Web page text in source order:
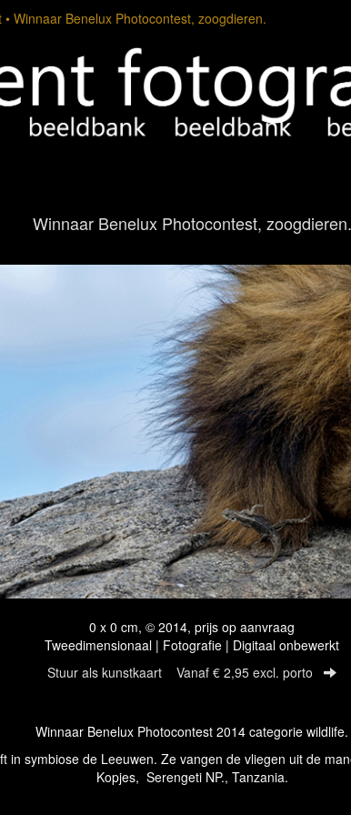
Winnaar Benelux Photocontest, zoogdieren.
Winnaar Benelux Photocontest, zoogdieren.
0 x 0 cm, © 2014, prijs op aanvraag
Tweedimensionaal | Fotografie | Digitaal onbewerkt
Stuur als kunstkaart Vanaf € 2,95 excl. porto
Winnaar Benelux Photocontest 2014 categorie wildlife.
in symbiose de Leeuwen. Ze vangen de vliegen uit de
Kopjes, Serengeti NP., Tanzania.